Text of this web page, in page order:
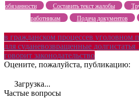
обязанности
Составить текст жалобы
работникам
Подача документов
в гражданском процессев уголовном
для суданевозвращенные долги
говорит законодательство
Оцените, пожалуйста, публикацию:
Загрузка...
Частые вопросы